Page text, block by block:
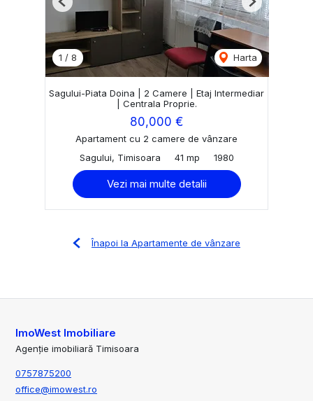
1 / 8 Harta
Previous Next
Sagului-Piata Doina | 2 Camere | Etaj Intermediar
| Centrala Proprie.
80,000 €
Apartament cu 2 camere de vânzare
Sagului, Timisoara
41 mp 1980
Vezi mai multe detalii
Înapoi la Apartamente de vânzare
ImoWest Imobiliare
Agenție imobiliară Timisoara
0757875200
office@imowest.ro